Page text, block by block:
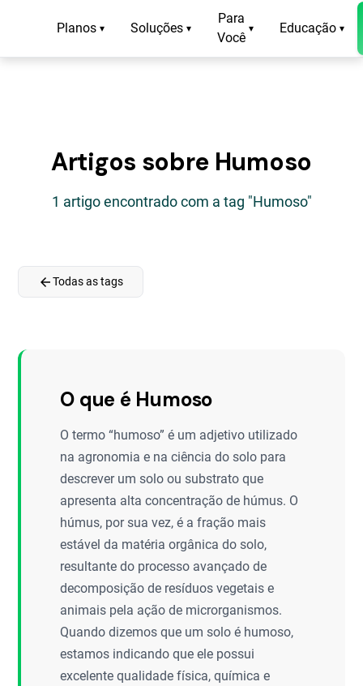
Planos ▾ Soluções ▾
Para
Você
▾ Educação ▾
Artigos sobre Humoso
1 artigo encontrado com a tag "Humoso"
arrow_backTodas as tags
O que é Humoso
O termo “humoso” é um adjetivo utilizado
na agronomia e na ciência do solo para
descrever um solo ou substrato que
apresenta alta concentração de húmus. O
húmus, por sua vez, é a fração mais
estável da matéria orgânica do solo,
resultante do processo avançado de
decomposição de resíduos vegetais e
animais pela ação de microrganismos.
Quando dizemos que um solo é humoso,
estamos indicando que ele possui
excelente qualidade física, química e